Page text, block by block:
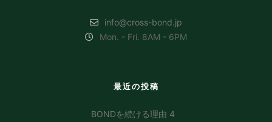
info@cross-bond.jp
Mon. - Fri. 8AM - 6PM
最近の投稿
BONDを続ける理由 4